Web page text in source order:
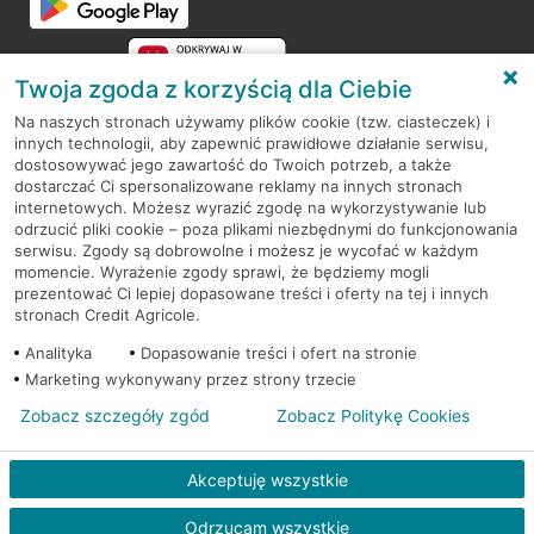
RODO
Regulamin serwisu
Mapa serwisu
PolitykaCookies
© 2026 Credit Agricole Bank Polska S.A. Wszelkie prawa zastrzeżone
Twoja zgoda z korzyścią dla Ciebie
Na naszych stronach używamy plików cookie (tzw. ciasteczek) i
innych technologii, aby zapewnić prawidłowe działanie serwisu,
dostosowywać jego zawartość do Twoich potrzeb, a także
dostarczać Ci spersonalizowane reklamy na innych stronach
internetowych. Możesz wyrazić zgodę na wykorzystywanie lub
odrzucić pliki cookie – poza plikami niezbędnymi do funkcjonowania
serwisu. Zgody są dobrowolne i możesz je wycofać w każdym
momencie. Wyrażenie zgody sprawi, że będziemy mogli
prezentować Ci lepiej dopasowane treści i oferty na tej i innych
stronach Credit Agricole.
Analityka
Dopasowanie treści i ofert na stronie
Marketing wykonywany przez strony trzecie
Akceptuję wszystkie
Odrzucam wszystkie
Zobacz szczegóły zgód Zobacz Politykę Cookies